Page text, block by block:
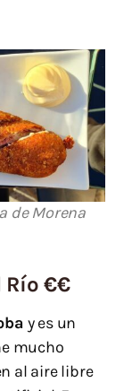
de Morena
Río €€
y es un
mucho
al aire libre